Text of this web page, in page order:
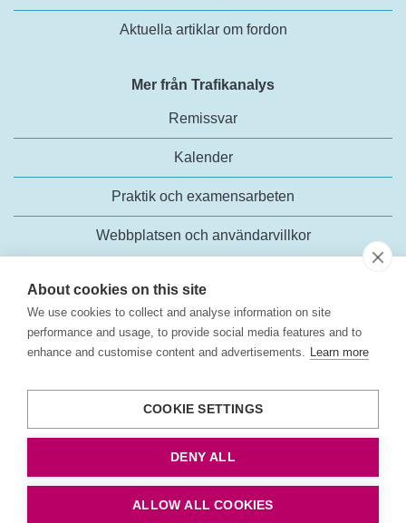
About cookies on this site
We use cookies to collect and analyse information on site
performance and usage, to provide social media features and to
enhance and customise content and advertisements. Learn more
COOKIE SETTINGS
DENY ALL
ALLOW ALL COOKIES
Aktuella artiklar om fordon
Mer från Trafikanalys
Remissvar
Kalender
Praktik och examensarbeten
Webbplatsen och användarvillkor
Rosenlundsgatan 54
118 63 Stockholm
+46 (0)10-414 42 00